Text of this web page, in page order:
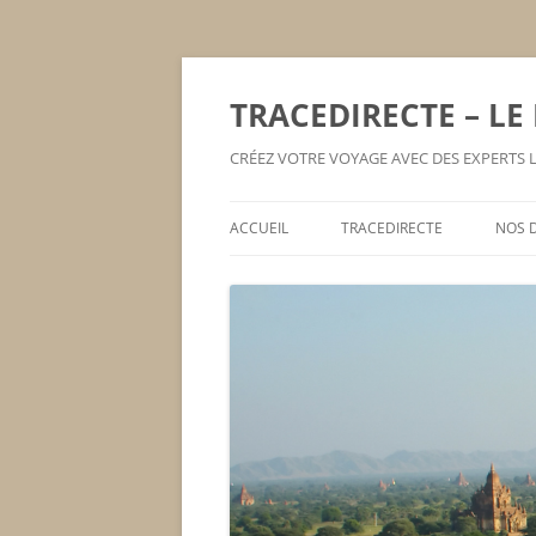
TRACEDIRECTE –
CRÉEZ VOTRE VOYAGE AVEC DES EXPERTS
ACCUEIL TRACEDIRECTE NOS